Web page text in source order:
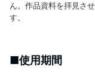
ん。作品資料を拝見さ
す。
■使用期間